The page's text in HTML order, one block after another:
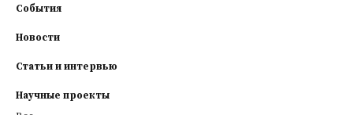
События
Новости
Статьи и интервью
Научные проекты